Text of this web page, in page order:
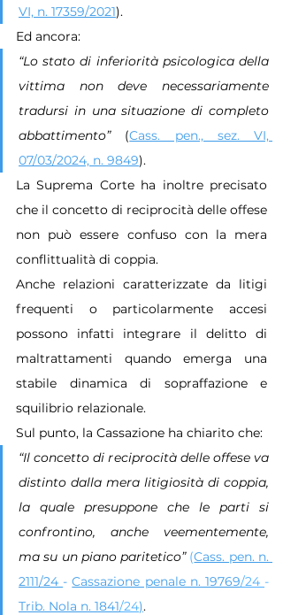
VI, n. 17359/2021).
Ed ancora:
“Lo stato di inferiorità psicologica della
vittima non deve necessariamente
tradursi in una situazione di completo
abbattimento” (Cass. pen., sez. VI,
07/03/2024, n. 9849).
La Suprema Corte ha inoltre precisato
che il concetto di reciprocità delle offese
non può essere confuso con la mera
conflittualità di coppia.
Anche relazioni caratterizzate da litigi
frequenti o particolarmente accesi
possono infatti integrare il delitto di
maltrattamenti quando emerga una
stabile dinamica di sopraffazione e
squilibrio relazionale.
Sul punto, la Cassazione ha chiarito che:
“Il concetto di reciprocità delle offese va
distinto dalla mera litigiosità di coppia,
la quale presuppone che le parti si
confrontino, anche veementemente,
ma su un piano paritetico” (Cass. pen. n.
2111/24 - Cassazione penale n. 19769/24
Trib. Nola n. 1841/24).